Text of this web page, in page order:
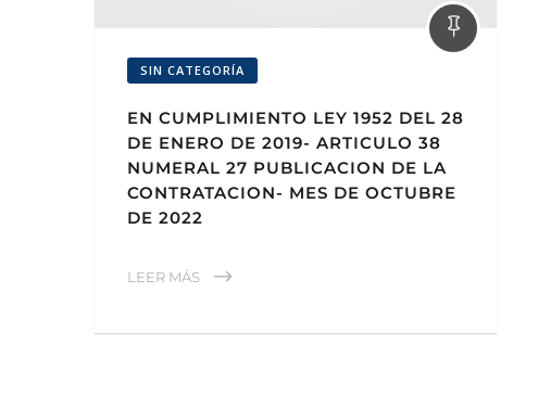
SIN CATEGORÍA
EN CUMPLIMIENTO LEY 1952 DEL 28
DE ENERO DE 2019- ARTICULO 38
NUMERAL 27 PUBLICACION DE LA
CONTRATACION- MES DE OCTUBRE
DE 2022
LEER MÁS